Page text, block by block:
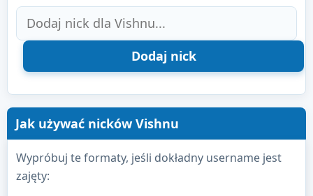
Jak używać nicków Vishnu
Wypróbuj te formaty, jeśli dokładny username jest
zajęty: